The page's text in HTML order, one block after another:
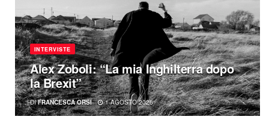
INTERVISTE
Alex Zoboli: “La mia Inghilterra dopo
la Brexit”
DI FRANCESCA ORSI 1 AGOSTO 2026